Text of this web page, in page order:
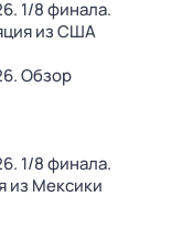
1/8 финала.
из США
Обзор
1/8 финала.
из Мексики